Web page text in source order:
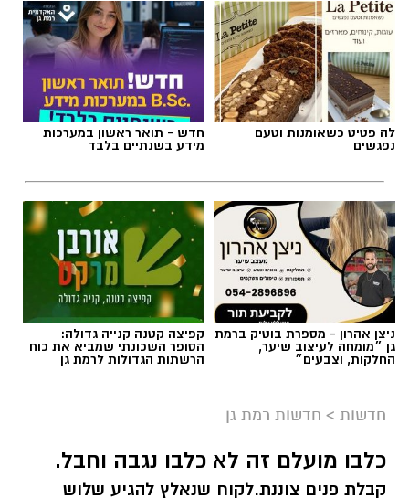
צילום באדיבות מכבי קבוצת כנען רמת-גן
תגים:משטרת ישראל, משטרת רמת גן
צילום: דוברות המשטרה
תחנת משטרת רמת גן - בני ברק עלתה בשבועות
שוב. חוקרי תחנת מסובים פתחו בחקירה עם קבלת
ווטסאפ והופנו כלפי מפקד תחנת משטרת בני
לה פטיט כשאומנות וטעם
נפגשים
חדש - תואר ראשון במערכות
מידע בשנתיים בלבד
ניצן אהרון - מספרת בוטיק ברמת
גן ״מומחה לעיצוב שיער,
החלקות, וצבעים״
קפיצה קטנה קנייה גדולה:
הסופר השכונתי שמביא את כוח
הרשתות הגדולות לרמת גן
חדשות > חדשות רמת גן
כלבו מועלם זה לא כלבו נגבה וחבל.
קבלת פנים צוננת.לקוח שנאלץ להגיע שלוש